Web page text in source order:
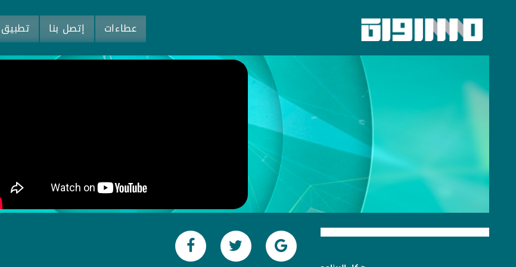
عطاءات إتصل بنا تطبيق